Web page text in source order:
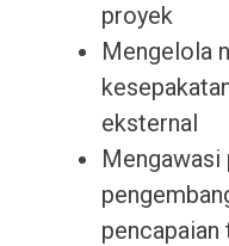
proyek
Mengelola
eksternal
Mengawasi
pencapaian